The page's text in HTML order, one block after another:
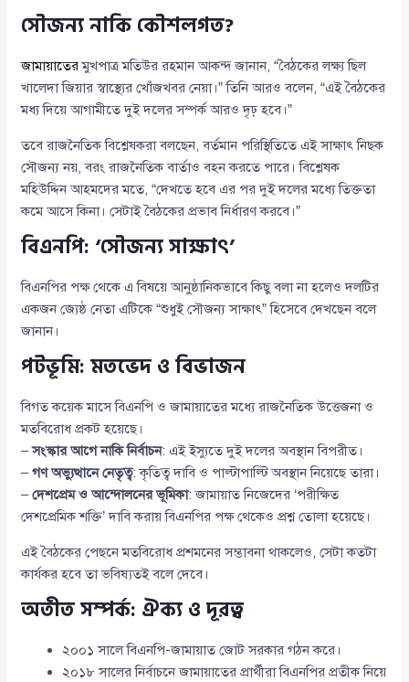
সৌজন্য নাকি কৌশলগত?
জামায়াতেরমুখপাত্র মতিউর রহমান আকন্দ জানান, “বৈঠকের লক্ষ্য ছিল
খালেদা জিয়ার স্বাস্থ্যের খোঁজখবর নেয়া।” তিনি আরও বলেন, “এই বৈঠকের
মধ্য দিয়ে আগামীতে দুই দলের সম্পর্ক আরও দৃঢ় হবে।”
তবে রাজনৈতিক বিশ্লেষকরা বলছেন, বর্তমান পরিস্থিতিতে এই সাক্ষাৎ নিছক
সৌজন্য নয়, বরং রাজনৈতিক বার্তাও বহন করতে পারে। বিশ্লেষক
মহিউদ্দিন আহমদের মতে, “দেখতে হবে এর পর দুই দলের মধ্যে তিক্ততা
কমে আসে কিনা। সেটাই বৈঠকের প্রভাব নির্ধারণ করবে।”
বিএনপি: ‘সৌজন্য সাক্ষাৎ’
বিএনপির পক্ষ থেকে এ বিষয়ে আনুষ্ঠানিকভাবে কিছু বলা না হলেও দলটির
একজন জ্যেষ্ঠ নেতা এটিকে “শুধুই সৌজন্য সাক্ষাৎ” হিসেবে দেখছেন বলে
জানান।
পটভূমি: মতভেদ ও বিভাজন
বিগত কয়েক মাসে বিএনপি ও জামায়াতের মধ্যে রাজনৈতিক উত্তেজনা ও
মতবিরোধ প্রকট হয়েছে।
–সংস্কার আগে নাকি নির্বাচন: এই ইস্যুতে দুই দলের অবস্থান বিপরীত।
–গণ অভ্যুত্থানে নেতৃত্ব: কৃতিত্ব দাবি ও পাল্টাপাল্টি অবস্থান নিয়েছে তারা।
–দেশপ্রেম ও আন্দোলনের ভূমিকা: জামায়াত নিজেদের ‘পরীক্ষিত
দেশপ্রেমিক শক্তি’ দাবি করায় বিএনপির পক্ষ থেকেও প্রশ্ন তোলা হয়েছে।
এই বৈঠকের পেছনে মতবিরোধ প্রশমনের সম্ভাবনা থাকলেও, সেটা কতটা
কার্যকর হবে তা ভবিষ্যতই বলে দেবে।
অতীত সম্পর্ক: ঐক্য ও দূরত্ব
২০০১ সালে বিএনপি-জামায়াত জোট সরকার গঠন করে।
২০১৮ সালের নির্বাচনে জামায়াতের প্রার্থীরা বিএনপির প্রতীক নিয়ে